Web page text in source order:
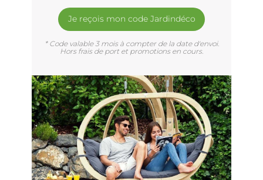
Je reçois mon code Jardindéco
* Code valable 3 mois à compter de la date d'envoi.
Hors frais de port et promotions en cours.